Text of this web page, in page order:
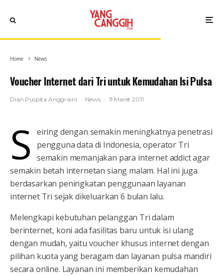
Home News
Voucher Internet dari Tri untuk Kemudahan Isi Pulsa
Dian Puspita Anggraini · News · 11 Maret 2011
S
eiring dengan semakin meningkatnya penetrasi
pengguna data di Indonesia, operator Tri
semakin memanjakan para internet addict agar
semakin betah internetan siang malam. Hal ini juga
berdasarkan peningkatan penggunaan layanan
internet Tri sejak dikeluarkan 6 bulan lalu.
Melengkapi kebutuhan pelanggan Tri dalam
berinternet, koni ada fasilitas baru untuk isi ulang
dengan mudah, yaitu voucher khusus internet dengan
pilihan kuota yang beragam dan layanan pulsa mandiri
secara online. Layanan ini memberikan kemudahan